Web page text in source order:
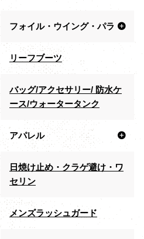
フォイル・ウイング・パラ
リーフブーツ
バッグ/アクセサリー/ 防水ケ
ース/ウォータータンク
アパレル
日焼け止め・クラゲ避け・ワ
セリン
メンズラッシュガード